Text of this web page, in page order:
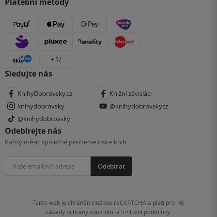
+ 17
Sledujte nás
KnihyDobrovsky.cz
Knižní závisláci
knihydobrovsky
@knihydobrovskycz
@knihydobrovsky
Odebírejte nás
Každý měsíc společně přečteme tisíce knih
Odebírat
Tento web je chráněn službou reCAPTCHA a platí pro něj
Zásady ochrany soukromía Smluvní podmínky.